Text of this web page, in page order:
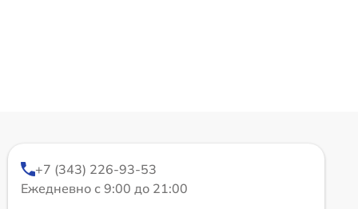
+7 (343) 226-93-53
Ежедневно с 9:00 до 21:00